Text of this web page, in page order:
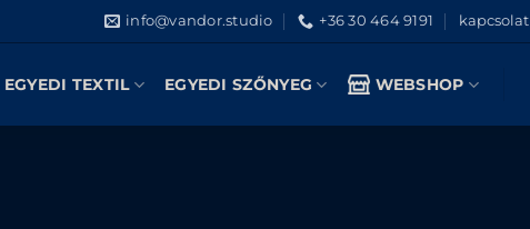
info@vandor.studio +36 30 464 9191 kapcsolat
EGYEDI TEXTIL EGYEDI SZŐNYEG WEBSHOP